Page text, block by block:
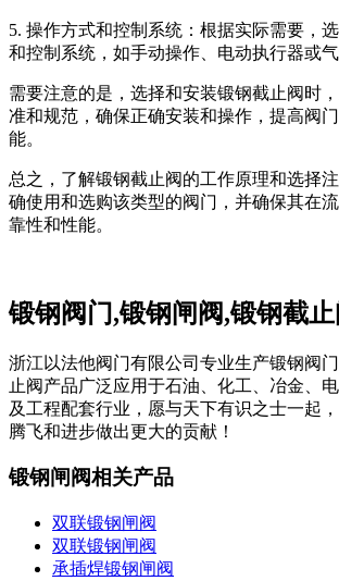
5. 操作方式和控制系统：根据实际需要，
和控制系统，如手动操作、电动执行器或气
需要注意的是，选择和安装锻钢截止阀时
准和规范，确保正确安装和操作，提高阀
能。
总之，了解锻钢截止阀的工作原理和选择
确使用和选购该类型的阀门，并确保其在
靠性和性能。
锻钢阀门,锻钢闸阀,锻钢截止
浙江以法他阀门有限公司专业生产锻钢阀
止阀产品广泛应用于石油、化工、冶金、
及工程配套行业，愿与天下有识之士一起
腾飞和进步做出更大的贡献！
锻钢闸阀相关产品
双联锻钢闸阀
双联锻钢闸阀
承插焊锻钢闸阀